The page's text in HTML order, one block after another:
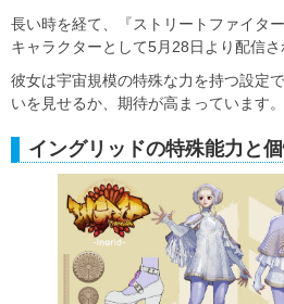
長い時を経て、『ストリートファイタ
キャラクターとして5月28日より配信さ
彼女は宇宙規模の特殊な力を持つ設定
いを見せるか、期待が高まっています。
イングリッドの特殊能力と